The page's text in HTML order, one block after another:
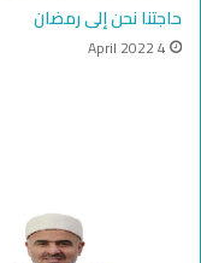
حاجتنا نحن إلى رمضان
4 April 2022